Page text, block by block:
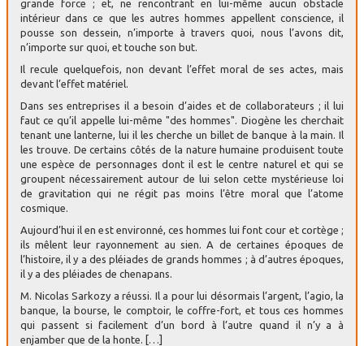
grande force ; et, ne rencontrant en lui-même aucun obstacle
intérieur dans ce que les autres hommes appellent conscience, il
pousse son dessein, n’importe à travers quoi, nous l’avons dit,
n’importe sur quoi, et touche son but.
Il recule quelquefois, non devant l’effet moral de ses actes, mais
devant l’effet matériel.
Dans ses entreprises il a besoin d’aides et de collaborateurs ; il lui
faut ce qu’il appelle lui-même "des hommes". Diogène les cherchait
tenant une lanterne, lui il les cherche un billet de banque à la main. Il
les trouve. De certains côtés de la nature humaine produisent toute
une espèce de personnages dont il est le centre naturel et qui se
groupent nécessairement autour de lui selon cette mystérieuse loi
de gravitation qui ne régit pas moins l’être moral que l’atome
cosmique.
Aujourd’hui il en est environné, ces hommes lui font cour et cortège ;
ils mêlent leur rayonnement au sien. A de certaines époques de
l’histoire, il y a des pléiades de grands hommes ; à d’autres époques,
il y a des pléiades de chenapans.
M. Nicolas Sarkozy a réussi. Il a pour lui désormais l’argent, l’agio, la
banque, la bourse, le comptoir, le coffre-fort, et tous ces hommes
qui passent si facilement d’un bord à l’autre quand il n’y a à
enjamber que de la honte. […]